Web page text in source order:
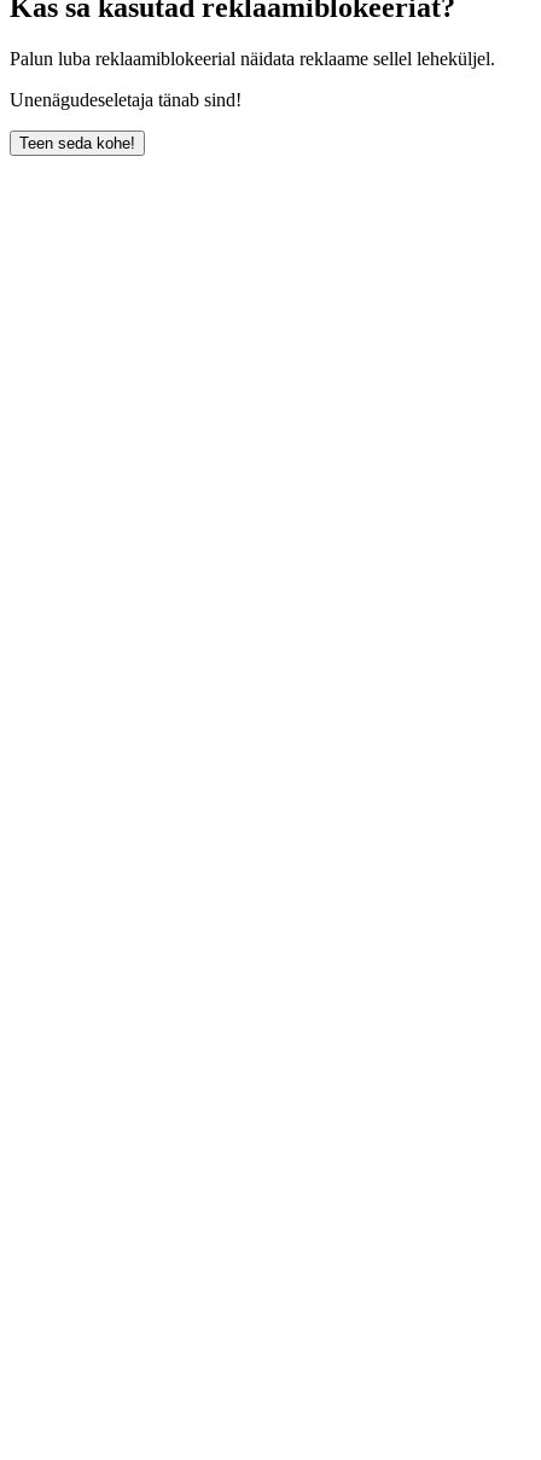
Kas sa kasutad reklaamiblokeeriat?
Palun luba reklaamiblokeerial näidata reklaame sellel leheküljel.
Unenägudeseletaja tänab sind!
Teen seda kohe!